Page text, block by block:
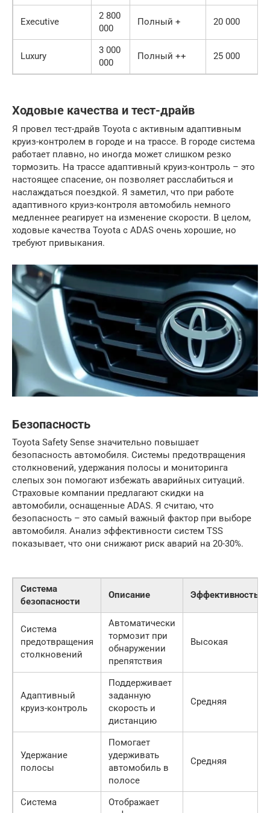
Executive
2 800
000
Полный + 20 000
Luxury
3 000
000
Полный ++ 25 000
Ходовые качества и тест-драйв
Я провел тест-драйв Toyota с активным адаптивным
круиз-контролем в городе и на трассе. В городе система
работает плавно, но иногда может слишком резко
тормозить. На трассе адаптивный круиз-контроль – это
настоящее спасение, он позволяет расслабиться и
наслаждаться поездкой. Я заметил, что при работе
адаптивного круиз-контроля автомобиль немного
медленнее реагирует на изменение скорости. В целом,
ходовые качества Toyota с ADAS очень хорошие, но
требуют привыкания.
Безопасность
Toyota Safety Sense значительно повышает
безопасность автомобиля. Системы предотвращения
столкновений, удержания полосы и мониторинга
слепых зон помогают избежать аварийных ситуаций.
Страховые компании предлагают скидки на
автомобили, оснащенные ADAS. Я считаю, что
безопасность – это самый важный фактор при выборе
автомобиля. Анализ эффективности систем TSS
показывает, что они снижают риск аварий на 20-30%.
Система
безопасности
Описание Эффективность
Система
предотвращения
столкновений
Автоматически
тормозит при
обнаружении
препятствия
Высокая
Адаптивный
круиз-контроль
Поддерживает
заданную
скорость и
дистанцию
Средняя
Удержание
полосы
Помогает
удерживать
автомобиль в
полосе
Средняя
Система
Отображает